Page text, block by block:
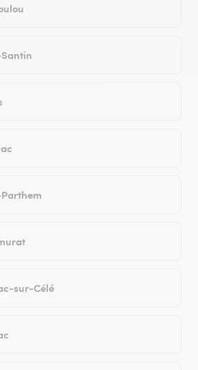
sur-Célé